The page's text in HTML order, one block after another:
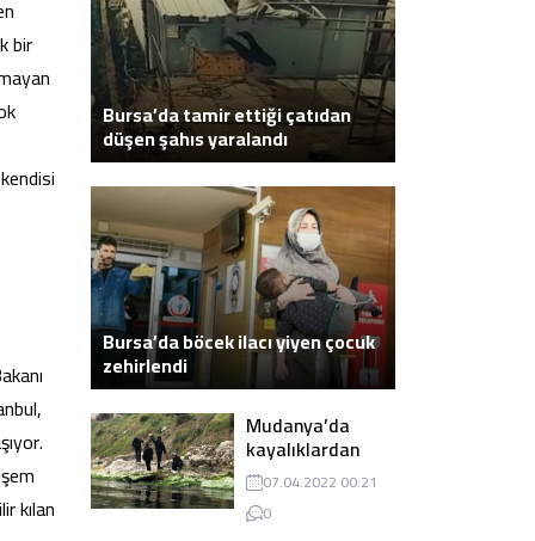
bir
kılan
Bursa’da tamir ettiği çatıdan
düşen şahıs yaralandı
Bursa’da böcek ilacı yiyen çocuk
zehirlendi
Mudanya’da
kayalıklardan
atlayarak intihar
eden genç ölü
bulundu
07.04.2022 00:21
0